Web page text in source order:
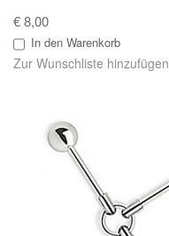
€ 8,00
In den Warenkorb
Zur Wunschliste hinzufügen